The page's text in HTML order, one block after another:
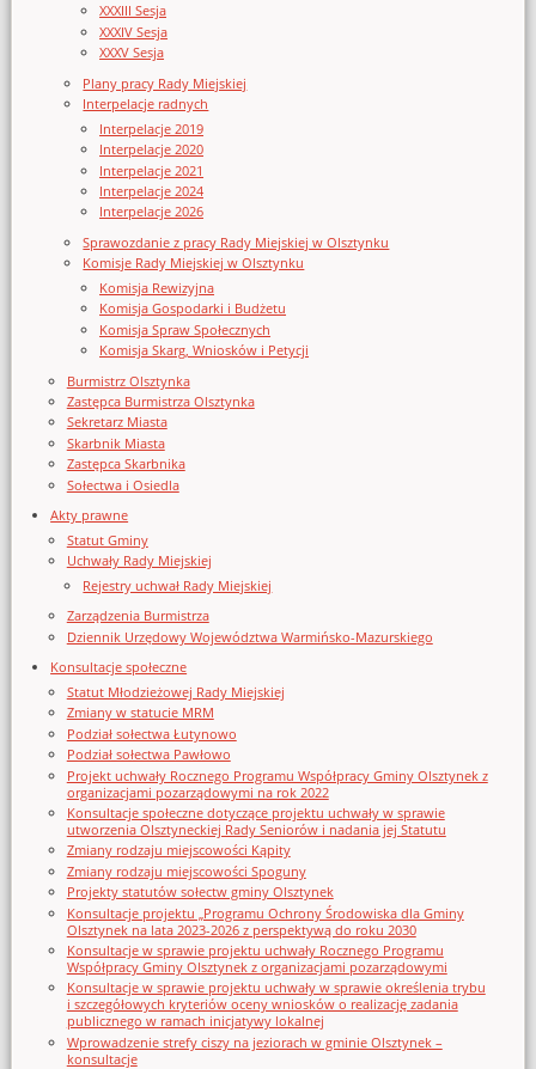
XXXIII Sesja
XXXIV Sesja
XXXV Sesja
Plany pracy Rady Miejskiej
Interpelacje radnych
Interpelacje 2019
Interpelacje 2020
Interpelacje 2021
Interpelacje 2024
Interpelacje 2026
Sprawozdanie z pracy Rady Miejskiej w Olsztynku
Komisje Rady Miejskiej w Olsztynku
Komisja Rewizyjna
Komisja Gospodarki i Budżetu
Komisja Spraw Społecznych
Komisja Skarg, Wniosków i Petycji
Burmistrz Olsztynka
Zastępca Burmistrza Olsztynka
Sekretarz Miasta
Skarbnik Miasta
Zastępca Skarbnika
Sołectwa i Osiedla
Akty prawne
Statut Gminy
Uchwały Rady Miejskiej
Rejestry uchwał Rady Miejskiej
Zarządzenia Burmistrza
Dziennik Urzędowy Województwa Warmińsko-Mazurskiego
Konsultacje społeczne
Statut Młodzieżowej Rady Miejskiej
Zmiany w statucie MRM
Podział sołectwa Łutynowo
Podział sołectwa Pawłowo
Projekt uchwały Rocznego Programu Współpracy Gminy Olsztynek z
organizacjami pozarządowymi na rok 2022
Konsultacje społeczne dotyczące projektu uchwały w sprawie
utworzenia Olsztyneckiej Rady Seniorów i nadania jej Statutu
Zmiany rodzaju miejscowości Kąpity
Zmiany rodzaju miejscowości Spoguny
Projekty statutów sołectw gminy Olsztynek
Konsultacje projektu „Programu Ochrony Środowiska dla Gminy
Olsztynek na lata 2023-2026 z perspektywą do roku 2030
Konsultacje w sprawie projektu uchwały Rocznego Programu
Współpracy Gminy Olsztynek z organizacjami pozarządowymi
Konsultacje w sprawie projektu uchwały w sprawie określenia trybu
i szczegółowych kryteriów oceny wniosków o realizację zadania
publicznego w ramach inicjatywy lokalnej
Wprowadzenie strefy ciszy na jeziorach w gminie Olsztynek –
konsultacje